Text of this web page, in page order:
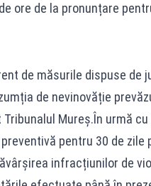
ore de la pronunțare
de măsurile dispuse de
de nevinovăție
Mureș.În urmă
pentru 30 de
infracțiunilor de